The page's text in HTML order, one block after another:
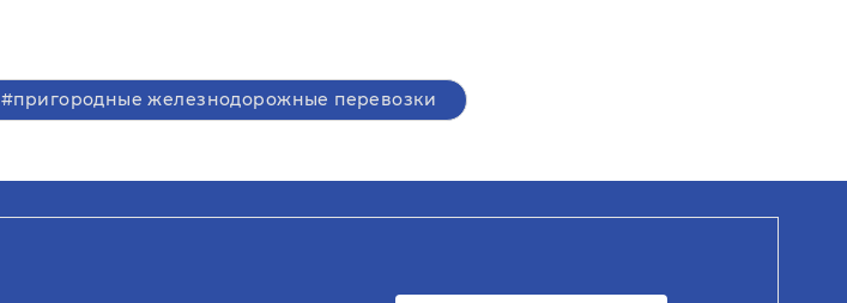
#пригородные железнодорожные перевозки